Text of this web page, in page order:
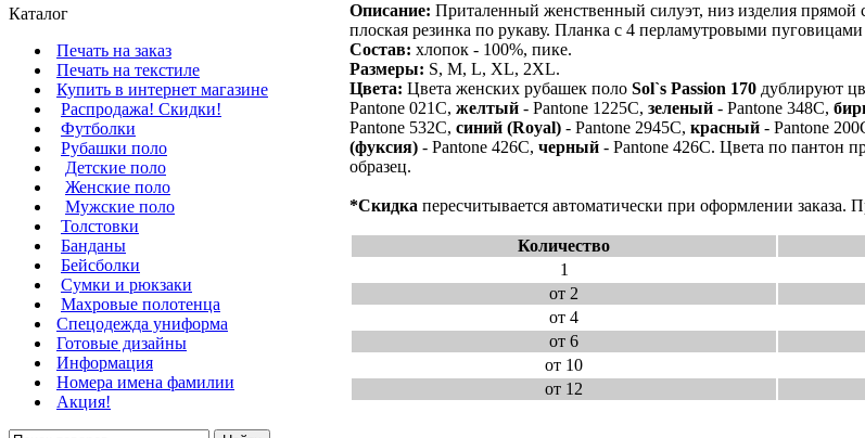
Каталог
Печать на заказ
Печать на текстиле
Купить в интернет магазине
Распродажа! Скидки!
Футболки
Рубашки поло
Детские поло
Женские поло
Мужские поло
Толстовки
Банданы
Бейсболки
Сумки и рюкзаки
Махровые полотенца
Cпецодежда униформа
Готовые дизайны
Информация
Номера имена фамилии
Акция!
Описание: Приталенный женственный силуэт, низ изделия прямой
плоская резинка по рукаву. Планка с 4 перламутровыми
Состав: хлопок - 100%, пике.
Размеры: S, M, L, XL, 2XL.
Цвета: Цвета женских рубашек поло Sol`s Passion 170 дублируют
Pantone 021C, желтый - Pantone 1225C, зеленый - Pantone 348C,
Pantone 532C, синий (Royal) - Pantone 2945C, красный - Pantone
(фуксия) - Pantone 426C, черный - Pantone 426C. Цвета по пантон
образец.
*Скидка пересчитывается автоматически при оформлении заказа.
Количество
1
от 2
от 4
от 6
от 10
от 12